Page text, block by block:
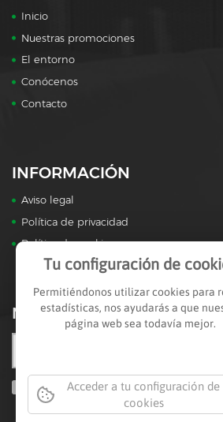
Inicio
Nuestras promociones
El entorno
Conócenos
Contacto
INFORMACIÓN
Aviso legal
Política de privacidad
Política de cookies
NEWSLETTER
Acepto la política de privacidad (Leer)
Tu configuración de
Permitiéndonos utilizar cookies para
estadísticas, nos ayudarás a que
página web sea todavía mejor.
Acceder a tu configuración de
cookies